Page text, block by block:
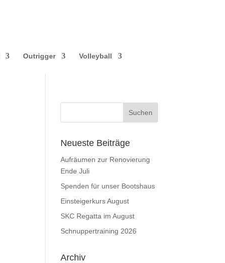
Outrigger Volleyball
Neueste Beiträge
Aufräumen zur Renovierung
Ende Juli
Spenden für unser Bootshaus
Einsteigerkurs August
SKC Regatta im August
Schnuppertraining 2026
Archiv